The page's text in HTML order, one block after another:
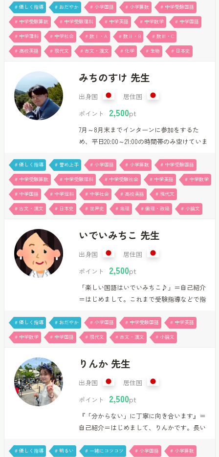
に、中学受験対策、高校受験対策、大学受験
対策への指導を担当させていただいていま
す。きちんと理解できるようになるまで、1人1
人に合わせて丁寧かつ楽しく授業を行うこと
を心掛けています。また、効率的な勉強方法
数・理、中学生は全教科、高校生は数
対応可能です。現在、1コマ50分3,500ポイント
で受講可能です。ぜひ一緒に楽しく、「わか
ー・和歌山県立医科大学医学部在学…
# 優しく指導 # おだやか # 小学国語 # 小学算数
# 中学受験国語
# 中学受験算数
# 中学受験理科 # 中学英語 # 中学数学
# 中学国語
# 中学理科
# 中学社会 # 数Ⅰ・A # 数Ⅱ・B
# 数Ⅲ・C
# 高校英語
# 現代文 # 古文・漢文 # 化学 # 生物 # 日本史
みちのすけ 先生
出身国
居住国
ポイント
2,500pt
7月～8月末までインターンに参加をするた
め、平日20:00～21:00の時間帯のみ空けていま
す。「3言語で、読み方と勉強法を最短ルート
にするトリリンガル講師」＝自己紹介＝はじ
めまして、宮﨑道之助です。私は国語と英語
の指導を主に行い、小学生から大学受験を控
える高校生まで幅広く担当しています。日本
自分自身の学習経験をもとに、外国語学習を
ことができます。私の授業の軸は、国語と英
語どちらも「リーディングの読み取り方」で
どこを根拠にするのか、話…
# 優しく指導 # 誉め上手 # 小学国語 # 小学算数
# 中学受験国語
# 中学受験算数
# 中学受験理科 # 中学受験社会 # 中学英語
# 中学数学
# 中学国語
# 中学理科 # 中学社会 # 高校英語
# 現代文
# 古文・漢文
# 日本史 # 世界史 # 地理 # 倫理・政経 # 小論文
いでいみちこ 先生
出身国
居住国
ポイント
2,500pt
「楽しい国語はいでいみちこ♪」＝自己紹介
＝はじめまして。これまで受験指導などで指
になりがちですが、双方向で授業が展開でき
るように心がけています。メインの教科は国
語です。小・中学生の国語、高校の古文・現
代文・漢文・小論文を担当しています。他に
学校フォローの数学・英語を担当します。１
コマ５０分２５００ポイントでお引き受けし
ですが、学力の根幹です。早くから学び、大
きくジャンアップしていきませんか。これま
で塾・予備校・家庭教師・高等学校（全日
な現場は皆回ってきました。その中で様々な
# 優しく指導 # おだやか # 小学国語 # 中学受験国語
# 中学英語
# 中学数学
# 中学国語 # 現代文 # 古文・漢文 # 小論文
りんか 先生
出身国
居住国
ポイント
2,500pt
『「分からない」に丁寧に向き合います』＝
自己紹介＝はじめまして、りんかです。長い
生徒さんに真摯に向き合って勉強のサポート
# 優しく指導 # 明るい # 一緒にコツコツ # 小学国語
# 小学算数